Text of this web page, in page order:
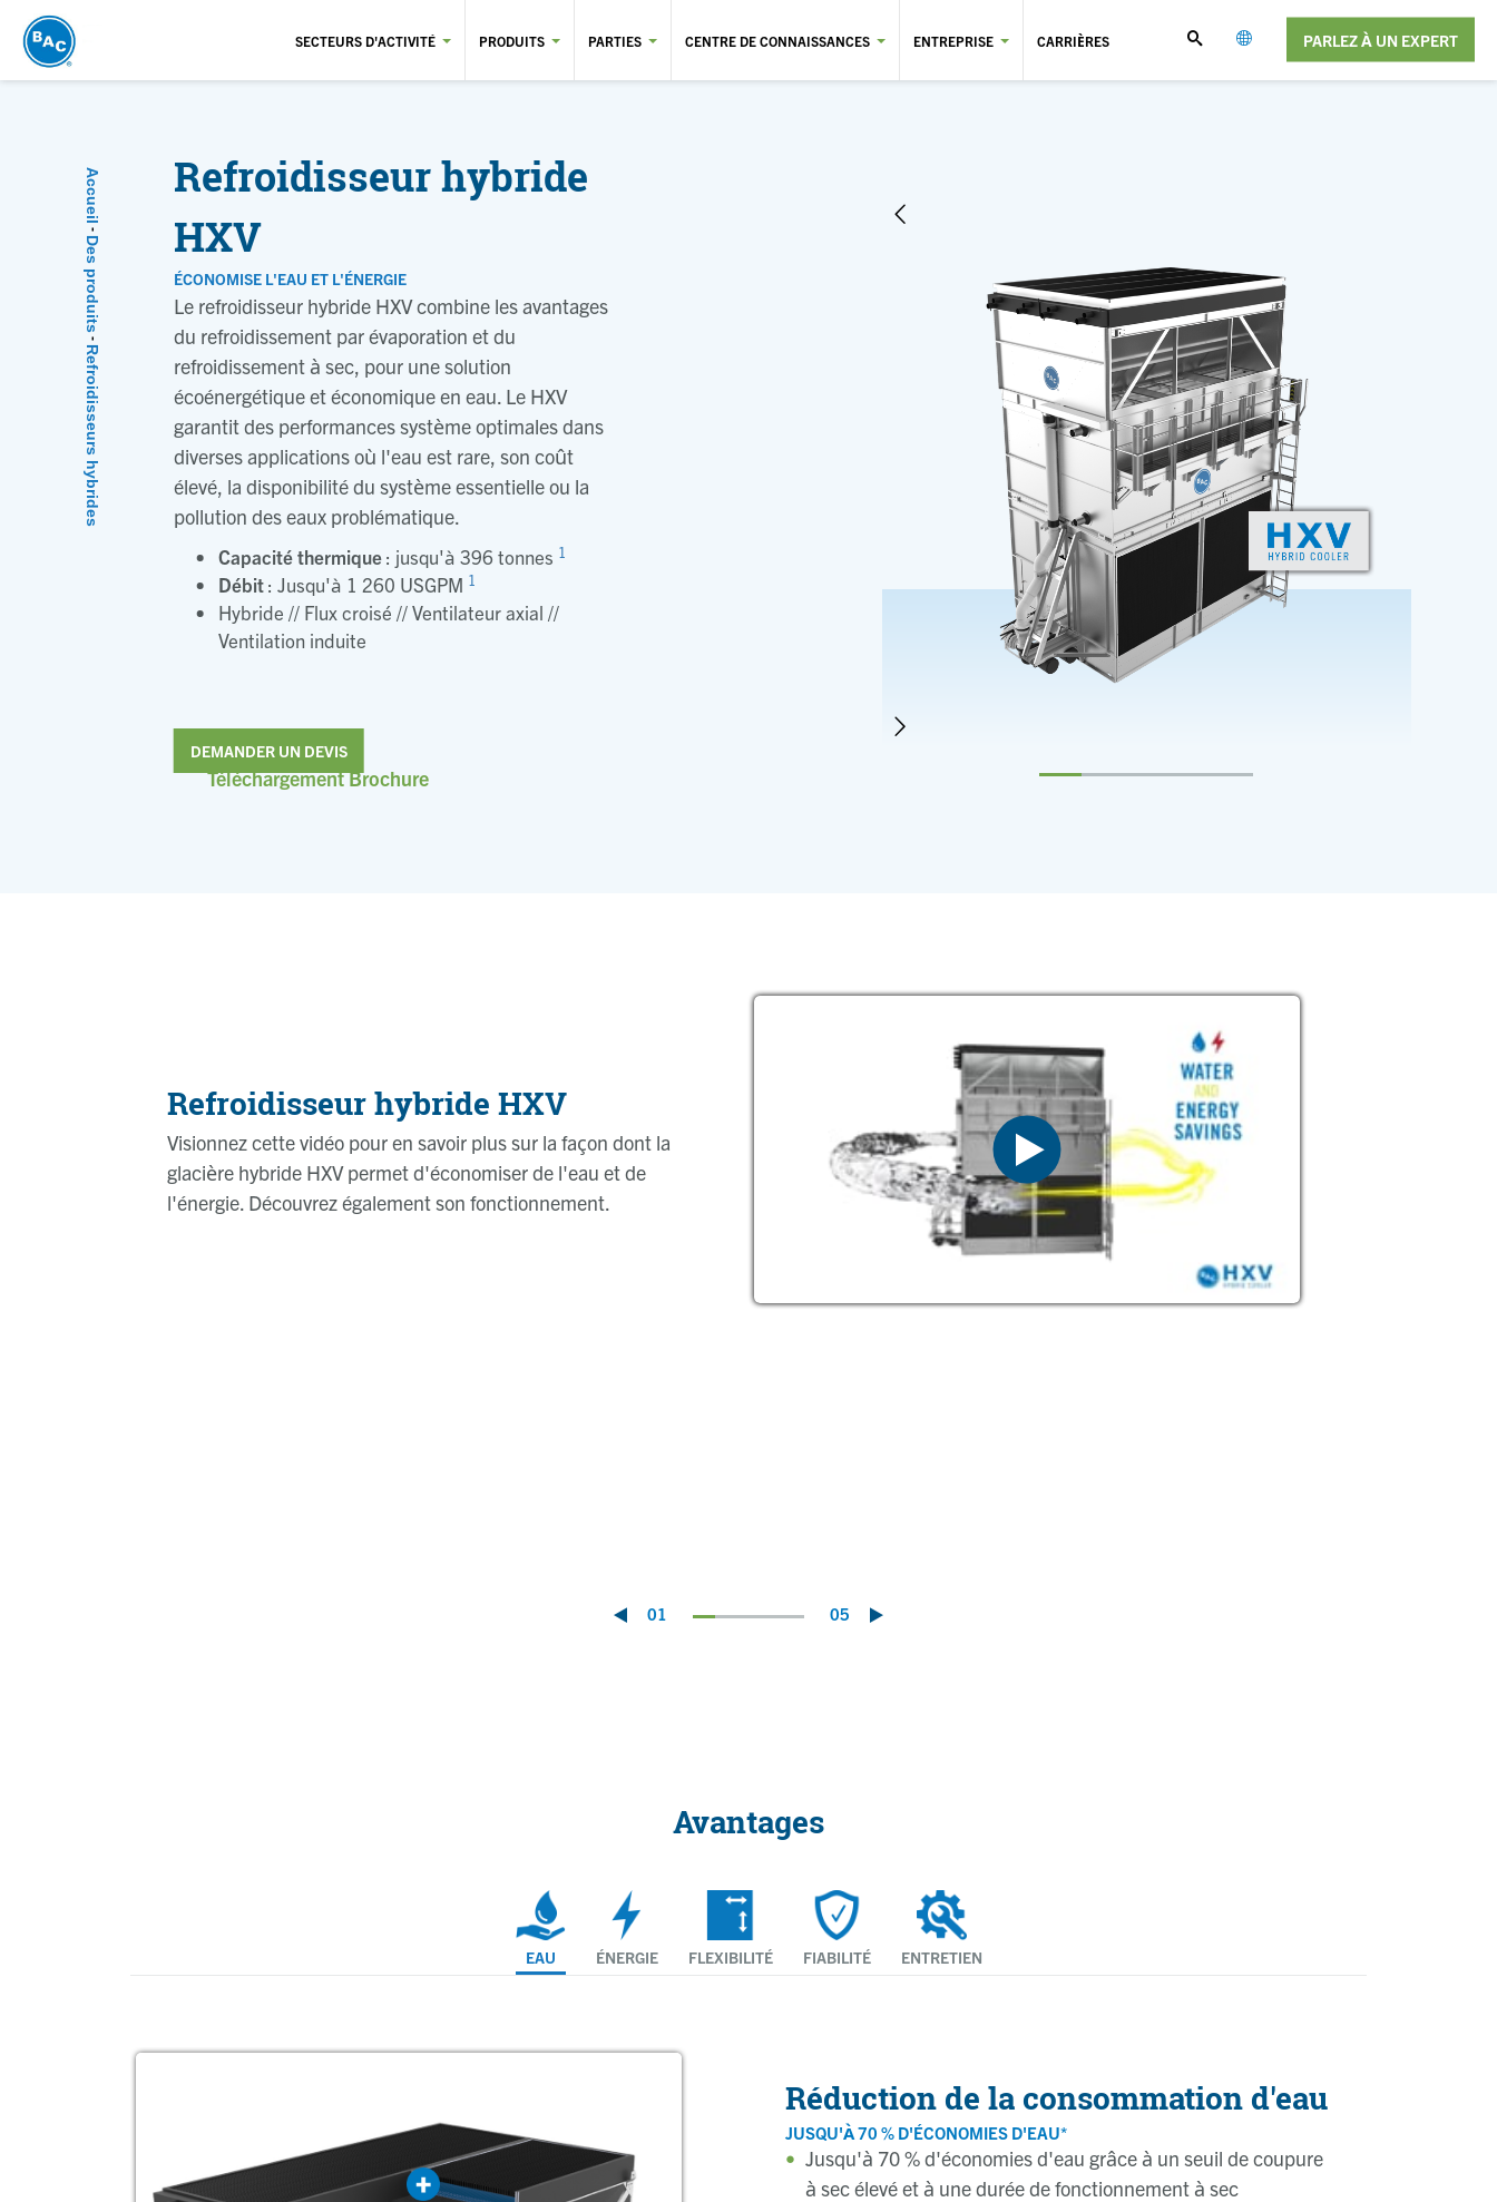
contenu
principal
SECTEURS D'ACTIVITÉ PRODUITS PARTIES CENTRE DE CONNAISSANCES ENTREPRISE CARRIÈRES PARLEZ À UN EXPERT
Fil d'Ariane
Accueil
Des produits
Refroidisseurs hybrides
Refroidisseur hybride
HXV
ÉCONOMISE L'EAU ET L'ÉNERGIE
Le refroidisseur hybride HXV combine les avantages
du refroidissement par évaporation et du
refroidissement à sec, pour une solution
écoénergétique et économique en eau. Le HXV
garantit des performances système optimales dans
diverses applications où l'eau est rare, son coût
élevé, la disponibilité du système essentielle ou la
pollution des eaux problématique.
Capacité thermique: jusqu'à 396 tonnes 1
Débit: Jusqu'à 1 260 USGPM 1
Hybride // Flux croisé // Ventilateur axial //
Ventilation induite
DEMANDER UN DEVIS
Téléchargement Brochure
Refroidisseur hybride HXV
Visionnez cette vidéo pour en savoir plus sur la façon dont la
glacière hybride HXV permet d'économiser de l'eau et de
l'énergie. Découvrez également son fonctionnement.
01 05
Avantages
EAU ÉNERGIE FLEXIBILITÉ FIABILITÉ ENTRETIEN
Réduction de la consommation d'eau
JUSQU'À 70 % D'ÉCONOMIES D'EAU*
Jusqu'à 70 % d'économies d'eau grâce à un seuil de coupure
à sec élevé et à une durée de fonctionnement à sec